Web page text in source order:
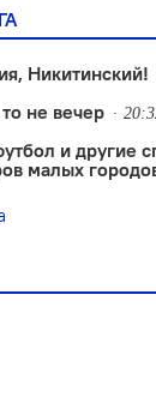
Никитинский!
не вечер
и другие
малых